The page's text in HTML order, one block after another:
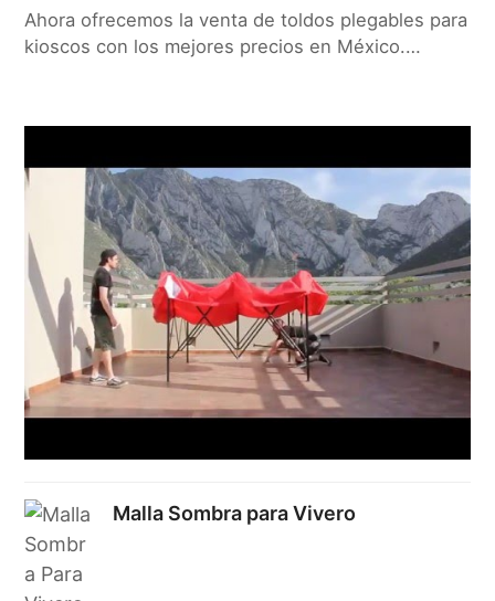
Ahora ofrecemos la venta de toldos plegables para
kioscos con los mejores precios en México.…
Malla Sombra para Vivero